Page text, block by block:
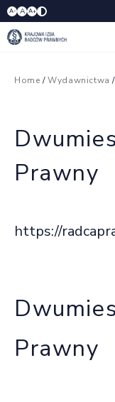
A- A A+
Home /Wydawnictwa
Prawny
https://
Prawny